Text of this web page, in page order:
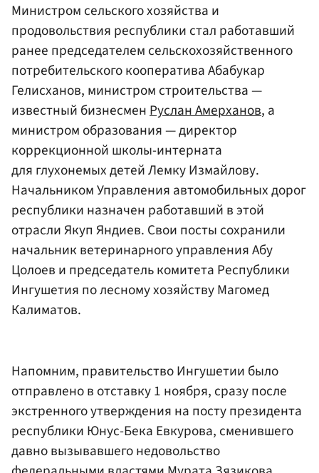
Министром сельского хозяйства и
продовольствия республики стал работавший
ранее председателем сельскохозяйственного
потребительского кооператива Абабукар
Гелисханов, министром строительства —
известный бизнесменРуслан Амерханов, а
министром образования — директор
коррекционной школы-интерната
для глухонемых детей Лемку Измайлову.
Начальником Управления автомобильных дорог
республики назначен работавший в этой
отрасли Якуп Яндиев. Свои посты сохранили
начальник ветеринарного управления Абу
Цолоев и председатель комитета Республики
Ингушетия по лесному хозяйству Магомед
Калиматов.
Напомним, правительство Ингушетии было
отправлено в отставку 1 ноября, сразу после
экстренного утверждения на посту президента
республики Юнус-Бека Евкурова, сменившего
давно вызывавшего недовольство